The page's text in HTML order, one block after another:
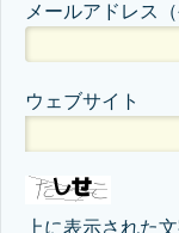
メールアドレス
ウェブサイト
上に表示された